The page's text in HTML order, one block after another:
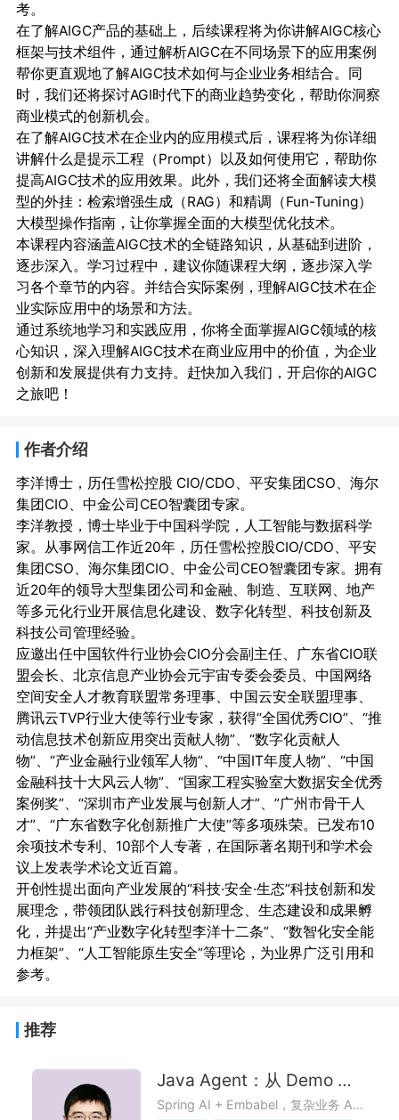
考。
在了解AIGC产品的基础上，后续课程将为你讲解AIGC核心
框架与技术组件，通过解析AIGC在不同场景下的应用案例
帮你更直观地了解AIGC技术如何与企业业务相结合。同
时，我们还将探讨AGI时代下的商业趋势变化，帮助你洞察
商业模式的创新机会。
在了解AIGC技术在企业内的应用模式后，课程将为你详细
讲解什么是提示工程（Prompt）以及如何使用它，帮助你
提高AIGC技术的应用效果。此外，我们还将全面解读大模
型的外挂：检索增强生成（RAG）和精调（Fun-Tuning）
大模型操作指南，让你掌握全面的大模型优化技术。
本课程内容涵盖AIGC技术的全链路知识，从基础到进阶，
逐步深入。学习过程中，建议你随课程大纲，逐步深入学
习各个章节的内容。并结合实际案例，理解AIGC技术在企
业实际应用中的场景和方法。
通过系统地学习和实践应用，你将全面掌握AIGC领域的核
心知识，深入理解AIGC技术在商业应用中的价值，为企业
创新和发展提供有力支持。赶快加入我们，开启你的AIGC
之旅吧！
作者介绍
李洋博士，历任雪松控股 CIO/CDO、平安集团CSO、海尔
集团CIO、中金公司CEO智囊团专家。
李洋教授，博士毕业于中国科学院，人工智能与数据科学
家。从事网信工作近20年，历任雪松控股CIO/CDO、平安
集团CSO、海尔集团CIO、中金公司CEO智囊团专家。拥有
近20年的领导大型集团公司和金融、制造、互联网、地产
等多元化行业开展信息化建设、数字化转型、科技创新及
科技公司管理经验。
应邀出任中国软件行业协会CIO分会副主任、广东省CIO联
盟会长、北京信息产业协会元宇宙专委会委员、中国网络
空间安全人才教育联盟常务理事、中国云安全联盟理事、
腾讯云TVP行业大使等行业专家，获得“全国优秀CIO”、“推
动信息技术创新应用突出贡献人物”、“数字化贡献人
物”、“产业金融行业领军人物”、“中国IT年度人物”、“中国
金融科技十大风云人物”、“国家工程实验室大数据安全优秀
案例奖”、“深圳市产业发展与创新人才”、”广州市骨干人
才”、“广东省数字化创新推广大使”等多项殊荣。已发布10
余项技术专利、10部个人专著，在国际著名期刊和学术会
议上发表学术论文近百篇。
开创性提出面向产业发展的“科技·安全·生态”科技创新和发
展理念，带领团队践行科技创新理念、生态建设和成果孵
化，并提出“产业数字化转型李洋十二条”、“数智化安全能
力框架”、“人工智能原生安全”等理论，为业界广泛引用和
推荐
Java Agent：从 Demo 到生产级实践
Spring AI + Embabel，复杂业务 Agent 稳上线的落地路径